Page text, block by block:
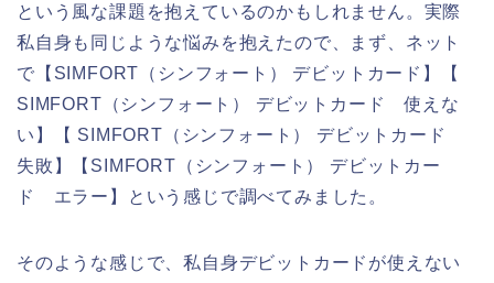
という風な課題を抱えているのかもしれません。実際
私自身も同じような悩みを抱えたので、まず、ネット
で【SIMFORT（シンフォート） デビットカード】【
SIMFORT（シンフォート） デビットカード 使えな
い】【 SIMFORT（シンフォート） デビットカード
失敗】【SIMFORT（シンフォート） デビットカー
ド エラー】という感じで調べてみました。
そのような感じで、私自身デビットカードが使えない